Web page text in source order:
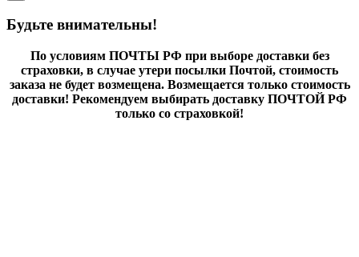
Будьте внимательны!
По условиям ПОЧТЫ РФ при выборе доставки без
страховки, в случае утери посылки Почтой, стоимость
заказа не будет возмещена. Возмещается только стоимость
доставки! Рекомендуем выбирать доставку ПОЧТОЙ РФ
только со страховкой!